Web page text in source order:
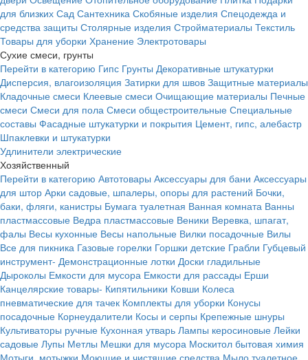
для близких Сад Сантехника Скобяные изделия Спецодежда и
средства защиты Столярные изделия Стройматериалы Текстиль
Товары для уборки Хранение Электротовары
Сухие смеси, грунты
Перейти в категорию Гипс Грунты Декоративные штукатурки
Дисперсия, влагоизоляция Затирки для швов Защитные материалы
Кладочные смеси Клеевые смеси Очищающие материалы Печные
смеси Смеси для пола Смеси общестроительные Специальные
составы Фасадные штукатурки и покрытия Цемент, гипс, алебастр
Шпаклевки и штукатурки
Удлинители электрические
Хозяйственный
Перейти в категорию Автотовары Аксессуары для бани Аксессуары
для штор Арки садовые, шпалеры, опоры для растений Бочки,
баки, фляги, канистры Бумага туалетная Ванная комната Ванны
пластмассовые Ведра пластмассовые Веники Веревка, шпагат,
фалы Весы кухонные Весы напольные Вилки посадочные Вилы
Все для пикника Газовые горелки Горшки детские Грабли Губцевый
инструмент- Демонстрационные лотки Доски гладильные
Дыроколы Емкости для мусора Емкости для рассады Ерши
Канцелярские товары- Кипятильники Ковши Колеса
пневматические для тачек Комплекты для уборки Конусы
посадочные Корнеудалители Косы и серпы Крепежные шнуры
Культиваторы ручные Кухонная утварь Лампы керосиновые Лейки
садовые Лупы Метлы Мешки для мусора Москитол бытовая химия
Мотыги, мотыжки Моющие и чистящие средства Мыло туалетное,